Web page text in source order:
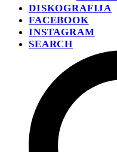
DISKOGRAFIJA
FACEBOOK
INSTAGRAM
SEARCH